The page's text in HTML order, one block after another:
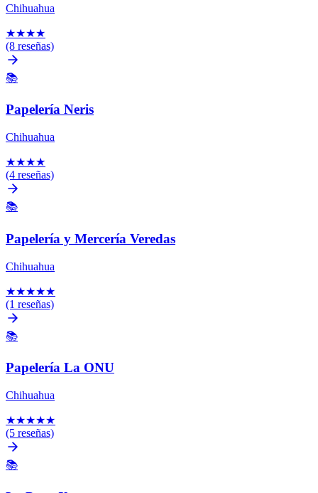
Chihuahua
★★★★
(8 reseñas)
📚
Papelería Neris
Chihuahua
★★★★
(4 reseñas)
📚
Papelería y Mercería Veredas
Chihuahua
★★★★★
(1 reseñas)
📚
Papelería La ONU
Chihuahua
★★★★★
(5 reseñas)
📚